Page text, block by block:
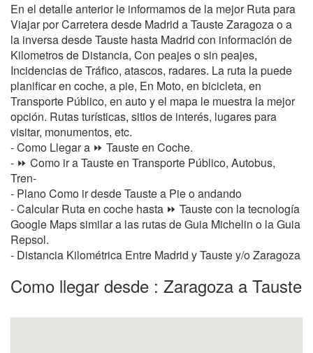
En el detalle anterior le informamos de la mejor Ruta para
Viajar por Carretera desde Madrid a Tauste Zaragoza o a
la inversa desde Tauste hasta Madrid con información de
Kilometros de Distancia, Con peajes o sin peajes,
Incidencias de Tráfico, atascos, radares. La ruta la puede
planificar en coche, a pie, En Moto, en bicicleta, en
Transporte Público, en auto y el mapa le muestra la mejor
opción. Rutas turísticas, sitios de interés, lugares para
visitar, monumentos, etc.
- Como Llegar a ⏩ Tauste en Coche.
- ⏩ Como ir a Tauste en Transporte Público, Autobus,
Tren-
- Plano Como ir desde Tauste a Pie o andando
- Calcular Ruta en coche hasta ⏩ Tauste con la tecnología
Google Maps similar a las rutas de Guia Michelin o la Guia
Repsol.
- Distancia Kilométrica Entre Madrid y Tauste y/o Zaragoza
Como llegar desde : Zaragoza a Tauste